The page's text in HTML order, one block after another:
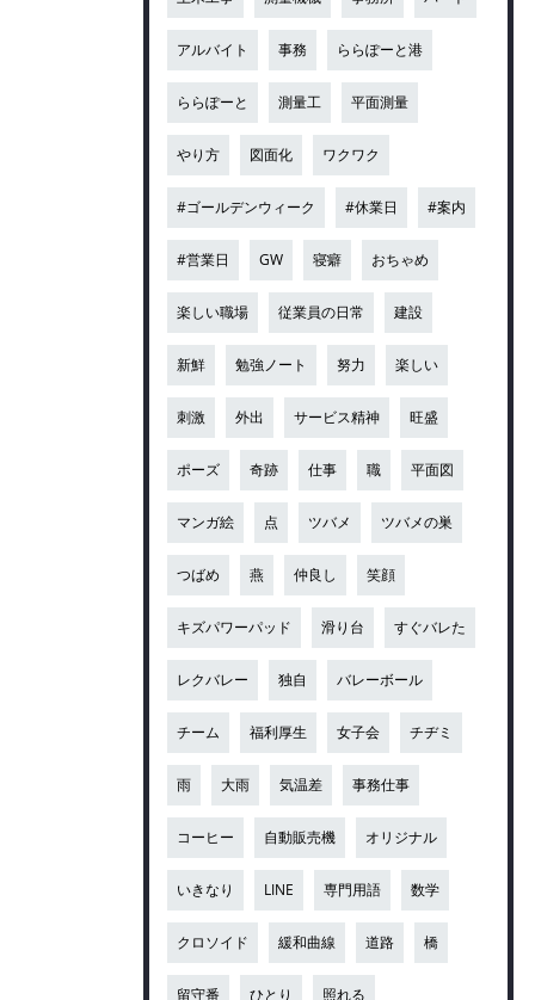
アルバイト 事務 ららぽーと港
ららぽーと 測量工 平面測量
やり方 図面化 ワクワク
#ゴールデンウィーク #休業日 #案内
#営業日 GW 寝癖 おちゃめ
楽しい職場 従業員の日常 建設
新鮮 勉強ノート 努力 楽しい
刺激 外出 サービス精神 旺盛
ポーズ 奇跡 仕事 職 平面図
マンガ絵 点 ツバメ ツバメの巣
つばめ 燕 仲良し 笑顔
キズパワーパッド 滑り台 すぐバレた
レクバレー 独自 バレーボール
チーム 福利厚生 女子会 チヂミ
雨 大雨 気温差 事務仕事
コーヒー 自動販売機 オリジナル
いきなり LINE 専門用語 数学
クロソイド 緩和曲線 道路 橋
留守番 ひとり 照れる